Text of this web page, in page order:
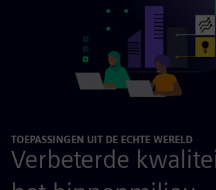
TOEPASSINGEN UIT DE ECHTE WERELD
Verbeterde